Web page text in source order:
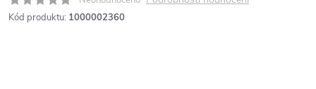
Kód produktu: 1000002360